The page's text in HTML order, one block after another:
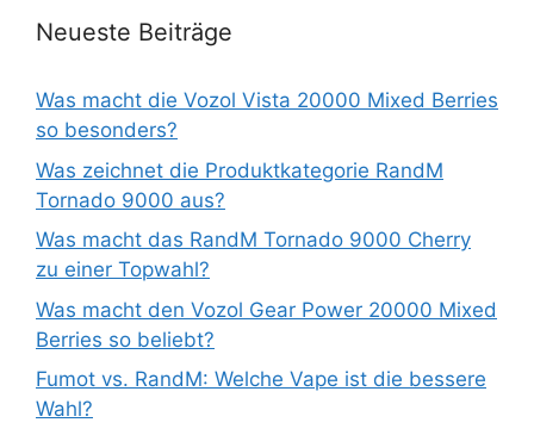
Neueste Beiträge
Was macht die Vozol Vista 20000 Mixed Berries
so besonders?
Was zeichnet die Produktkategorie RandM
Tornado 9000 aus?
Was macht das RandM Tornado 9000 Cherry
zu einer Topwahl?
Was macht den Vozol Gear Power 20000 Mixed
Berries so beliebt?
Fumot vs. RandM: Welche Vape ist die bessere
Wahl?